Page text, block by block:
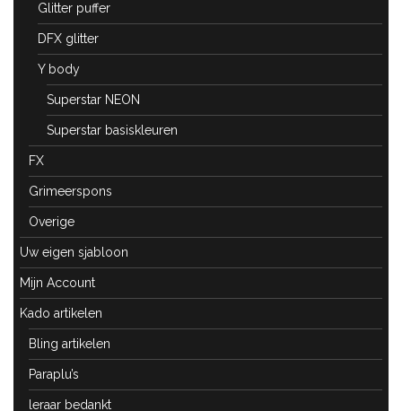
Glitter puffer
DFX glitter
Y body
Superstar NEON
Superstar basiskleuren
FX
Grimeerspons
Overige
Uw eigen sjabloon
Mijn Account
Kado artikelen
Bling artikelen
Paraplu’s
leraar bedankt